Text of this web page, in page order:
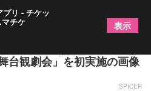
演の新作『ずんだ or not ず
台観劇会」を初実施の画像
SPICER
プリ - チケッ
マチケ 表示